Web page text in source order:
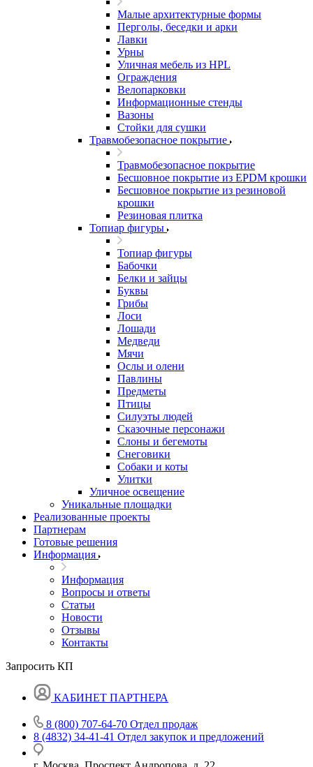
Малые архитектурные формы
Перголы, беседки и арки
Лавки
Урны
Уличная мебель из HPL
Ограждения
Велопарковки
Информационные стенды
Вазоны
Стойки для сушки
Травмобезопасное покрытие
Травмобезопасное покрытие
Бесшовное покрытие из EPDM крошки
Бесшовное покрытие из резиновой
крошки
Резиновая плитка
Топиар фигуры
Топиар фигуры
Бабочки
Белки и зайцы
Буквы
Грибы
Лоси
Лошади
Медведи
Мячи
Ослы и олени
Павлины
Предметы
Птицы
Силуэты людей
Сказочные персонажи
Слоны и бегемоты
Снеговики
Собаки и коты
Улитки
Уличное освещение
Уникальные площадки
Реализованные проекты
Партнерам
Готовые решения
Информация
Информация
Вопросы и ответы
Статьи
Новости
Отзывы
Контакты
Запросить КП
КАБИНЕТ ПАРТНЕРА
8 (800) 707-64-70 Отдел продаж
8 (4832) 34-41-41 Отдел закупок и предложений